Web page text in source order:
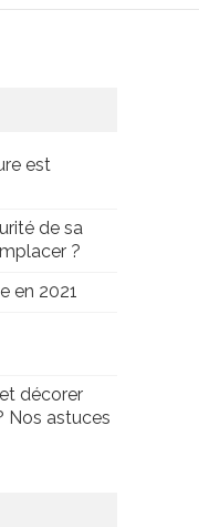
est
de sa
?
en 2021
décorer
Nos astuces